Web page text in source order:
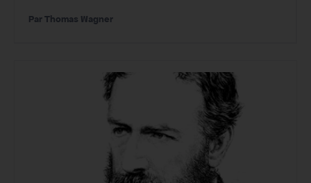
Thomas Wagner